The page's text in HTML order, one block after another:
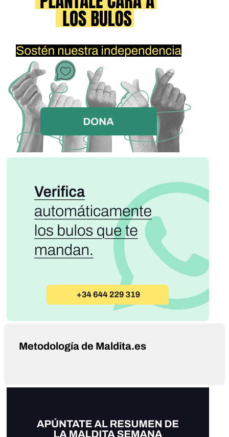
Metodología de Maldita.es